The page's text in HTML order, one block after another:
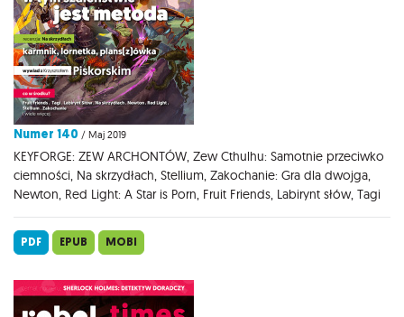
Numer 140 / Maj 2019
KEYFORGE: ZEW ARCHONTÓW, Zew Cthulhu: Samotnie przeciwko
ciemności, Na skrzydłach, Stellium, Zakochanie: Gra dla dwojga,
Newton, Red Light: A Star is Porn, Fruit Friends, Labirynt słów, Tagi
PDF EPUB MOBI